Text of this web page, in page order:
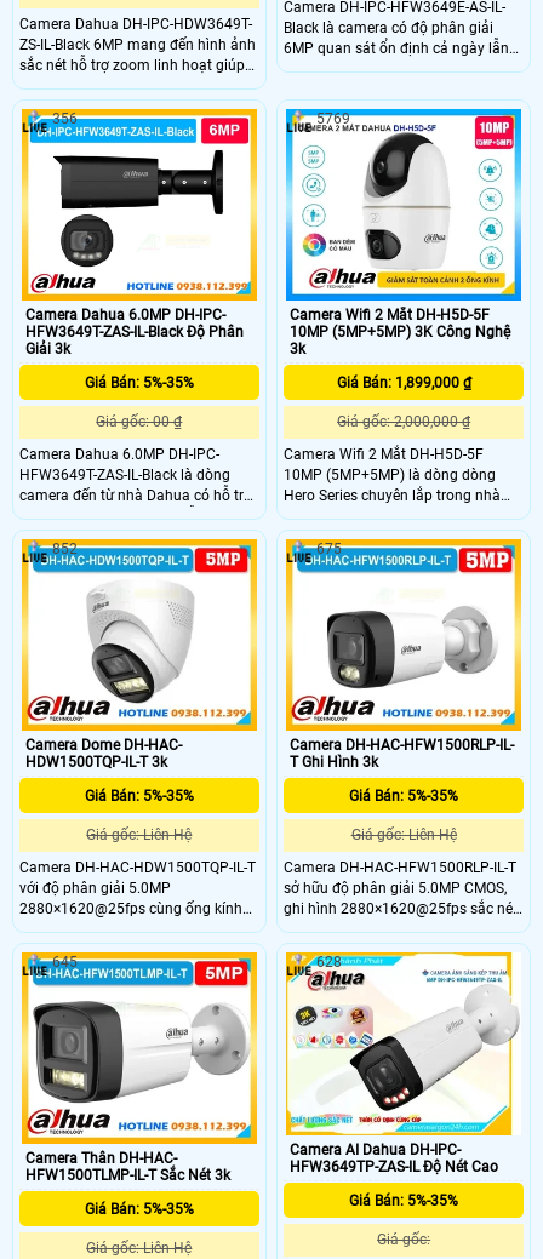
Camera Dahua DH-IPC-HDW3649T-
ZS-IL-Black 6MP mang đến hình ảnh
sắc nét hỗ trợ zoom linh hoạt giúp
quan sát rõ nhiều khu vực khác
nhau. Công nghệ chiếu sáng kép
giúp ghi hình có màu vào ban đêm,
đảm bảo theo dõi liên tục. Thiết kế
chắc chắn, chống nước tốt, phù hợp
lắp đặt ngoài trời, kho xưởng và bãi
Camera DH-IPC-HFW3649E-AS-IL-
Black là camera có độ phân giải
6MP quan sát ổn định cả ngày lẫn
đêm. Dahua DH-IPC-HFW3649E-AS-
nghệ xử lý hình ảnh giúp ghi hình
sắc nét và bền bỉ trong môi trường
ánh sáng phức tạp phù hợp lắp đặt
ngoài trời lâu dài.
Camera Dahua 6.0MP DH-IPC-
HFW3649T-ZAS-IL-Black Độ Phân
Giải 3k
Giá Bán: 5%-35%
Giá gốc: 00 ₫
Camera Dahua 6.0MP DH-IPC-
HFW3649T-ZAS-IL-Black là dòng
camera đến từ nhà Dahua có hỗ trợ
quan sát chi tiết cả ngày lẫn đêm
với độ phân giải là 3K. DH-IPC-
HFW3649T-ZAS-IL-Black được tích
hợp hồng ngoại và ánh sáng ấm
giúp ghi hình ổn định trong nhiều
điều kiện môi trường phù hợp lắp
đặt ngoài trời
356
Camera Wifi 2 Mắt DH-H5D-5F
10MP (5MP+5MP) 3K Công Nghệ
3k
Giá Bán: 1,899,000 ₫
Giá gốc: 2,000,000 ₫
Camera Wifi 2 Mắt DH-H5D-5F
10MP (5MP+5MP) là dòng dòng
Hero Series chuyên lắp trong nhà
với khả năng giám sát hình ảnh
chất lượng 3K toàn cảnh không góc
khuất với 1 ống kính cố định và 1
ống kính xoay 360. Ngoài ra camera
an ninh hiệu quả với tính năng phát
hiện người và thú cưng với độ chính
xác cao
5769
Camera Dome DH-HAC-
HDW1500TQP-IL-T 3k
Giá Bán: 5%-35%
Giá gốc: Liên Hệ
Camera DH-HAC-HDW1500TQP-IL-T
với độ phân giải 5.0MP
2880×1620@25fps cùng ống kính
góc rộng 113.3° cho ra hình ảnh
bao quát sắc nét. Hỗ trợ 4 chế độ
CVI/TVI/AHD/Analog, tầm nhìn đêm
40m với đèn LED kép thông minh,
tích hợp mic và loa đàm thoại 2
chiều, thiết kế chống nước bụi IP67,
hoạt động bền bỉ từ –40 °C đến +60
°C.
852
Camera DH-HAC-HFW1500RLP-IL-
T Ghi Hình 3k
Giá Bán: 5%-35%
Giá gốc: Liên Hệ
Camera DH-HAC-HFW1500RLP-IL-T
sở hữu độ phân giải 5.0MP CMOS,
ghi hình 2880×1620@25fps sắc nét.
Trang bị ống kính 3.6mm góc 90.1°,
tầm nhìn ban đêm 30m với LED kép
thông minh. Hỗ trợ 4 chế độ
CVI/TVI/AHD/Analog, tích hợp mic
và loa đàm thoại 2 chiều, chuẩn
IP67 chống nước bụi, hoạt động ổn
định từ –40 °C đến +60 °C.
675
Camera Thân DH-HAC-
HFW1500TLMP-IL-T Sắc Nét 3k
Giá Bán: 5%-35%
Giá gốc: Liên Hệ
645
Camera AI Dahua DH-IPC-
HFW3649TP-ZAS-IL Độ Nét Cao
Giá Bán: 5%-35%
Giá gốc:
628